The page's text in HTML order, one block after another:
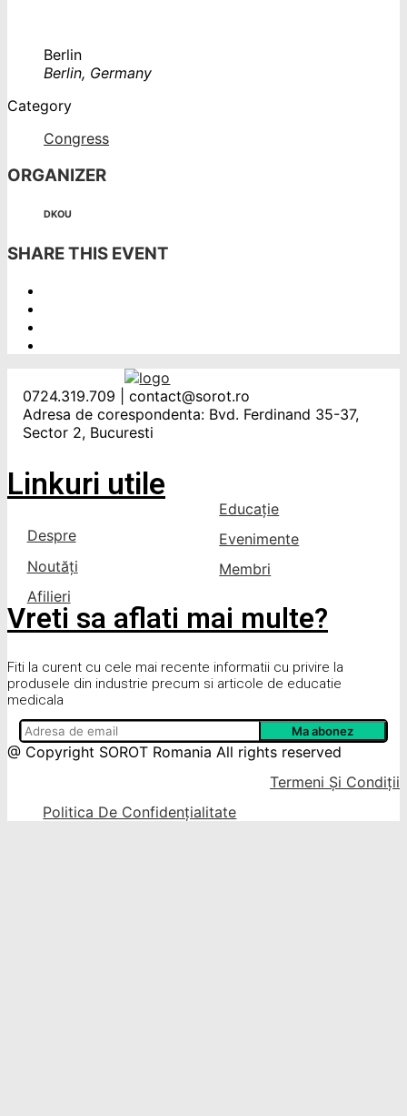
Berlin
Berlin, Germany
Category
Congress
ORGANIZER
DKOU
SHARE THIS EVENT
0724.319.709 | contact@sorot.ro
Adresa de corespondenta: Bvd. Ferdinand 35-37,
Sector 2, Bucuresti
Linkuri utile
Despre
Noutăți
Afilieri
Educație
Evenimente
Membri
Vreti sa aflati mai multe?
Fiti la curent cu cele mai recente informatii cu privire la
produsele din industrie precum si articole de educatie
medicala
@ Copyright SOROT Romania All rights reserved
Termeni Și Condiții
Politica De Confidențialitate